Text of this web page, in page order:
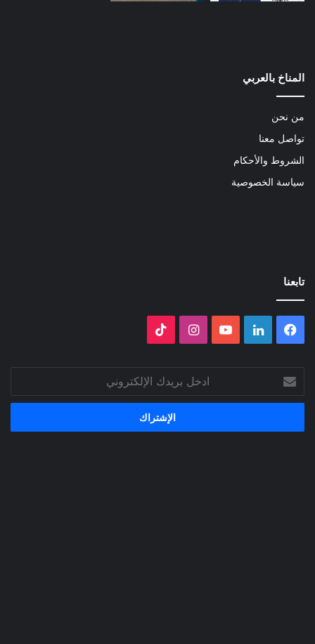
المناخ بالعربي
من نحن
تواصل معنا
الشروط والأحكام
سياسة الخصوصية
تابعنا
فيسبوك لينكدإن ‫YouTubeانستقرام
ادخل
بريدك
الإلكتروني